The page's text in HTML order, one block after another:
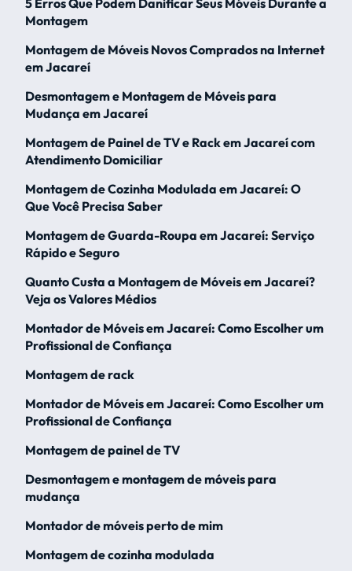
5 Erros Que Podem Danificar Seus Móveis Durante a
Montagem
Montagem de Móveis Novos Comprados na Internet
em Jacareí
Desmontagem e Montagem de Móveis para
Mudança em Jacareí
Montagem de Painel de TV e Rack em Jacareí com
Atendimento Domiciliar
Montagem de Cozinha Modulada em Jacareí: O
Que Você Precisa Saber
Montagem de Guarda-Roupa em Jacareí: Serviço
Rápido e Seguro
Quanto Custa a Montagem de Móveis em Jacareí?
Veja os Valores Médios
Montador de Móveis em Jacareí: Como Escolher um
Profissional de Confiança
Montagem de rack
Montador de Móveis em Jacareí: Como Escolher um
Profissional de Confiança
Montagem de painel de TV
Desmontagem e montagem de móveis para
mudança
Montador de móveis perto de mim
Montagem de cozinha modulada